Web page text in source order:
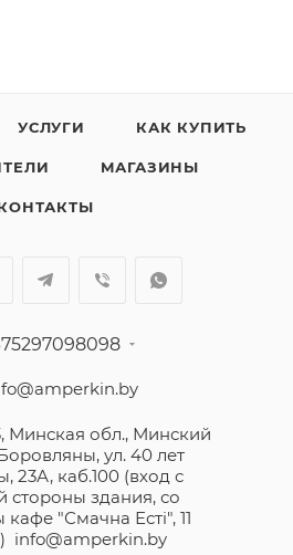
УСЛУГИ КАК КУПИТЬ
МАГАЗИНЫ
Минская обл., Минский
ул. 40 лет
23А, каб.100 (вход с
стороны здания, со
кафе "Смачна Естi", 11
info@amperkin.by